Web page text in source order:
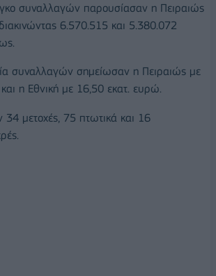
συναλλαγών παρουσίασαν η Πειραιώς
6.570.515 και 5.380.072
συναλλαγών σημείωσαν η Πειραιώς με
η Εθνική με 16,50 εκατ. ευρώ.
34 μετοχές, 75 πτωτικά και 16